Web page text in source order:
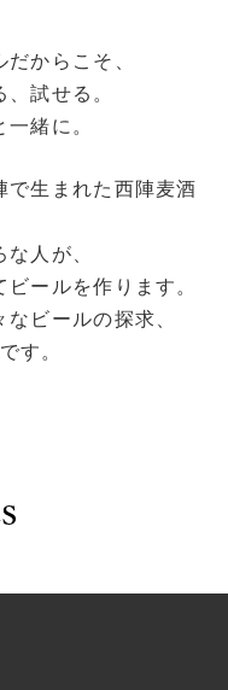
からこそ、
試せる。
緒に。
で生まれた西陣麦酒
人が、
ールを作ります。
ビールの探求、
す。